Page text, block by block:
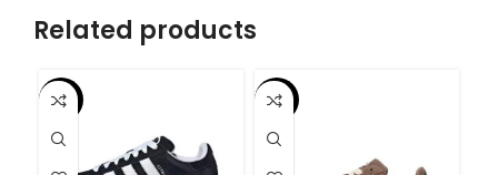
Related products
-55% -55%